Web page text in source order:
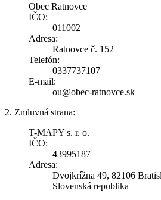
Obec Ratnovce
IČO:
011002
Adresa:
Ratnovce č. 152
Telefón:
0337737107
E-mail:
ou@obec-ratnovce.sk
2. Zmluvná strana:
T-MAPY s. r. o.
IČO:
43995187
Adresa:
Dvojkrížna 49, 82106
Slovenská republika